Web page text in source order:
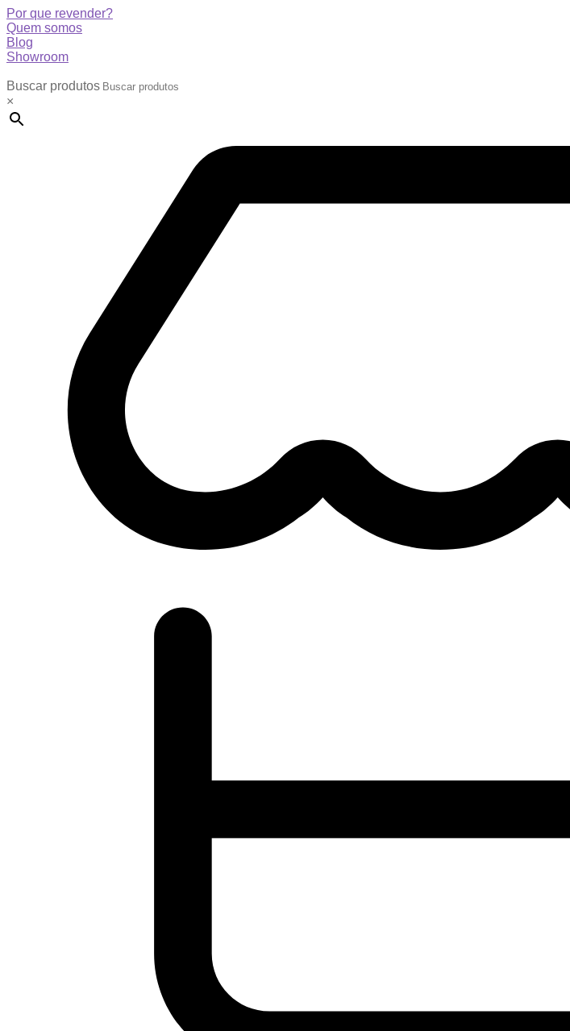
Por que revender?
Quem somos
Blog
Showroom
Buscar produtos
×